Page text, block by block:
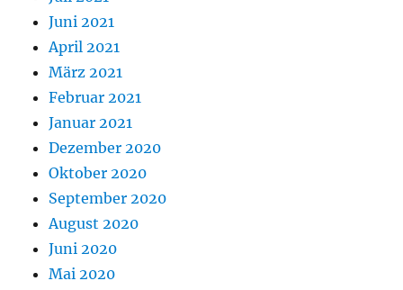
Juni 2021
April 2021
März 2021
Februar 2021
Januar 2021
Dezember 2020
Oktober 2020
September 2020
August 2020
Juni 2020
Mai 2020